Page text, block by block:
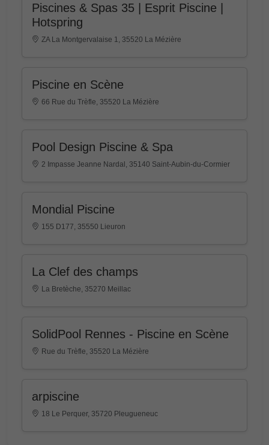
Piscines & Spas 35 | Esprit Piscine |
Hotspring
ZA La Montgervalaise 1, 35520 La Mézière
Piscine en Scène
66 Rue du Trèfle, 35520 La Mézière
Pool Design Piscine & Spa
2 Impasse Jeanne Nardal, 35140 Saint-Aubin-du-Cormier
Mondial Piscine
155 D177, 35550 Lieuron
La Clef des champs
La Bretèche, 35270 Meillac
SolidPool Rennes - Piscine en Scène
Rue du Trèfle, 35520 La Mézière
arpiscine
18 Le Perquer, 35720 Pleugueneuc